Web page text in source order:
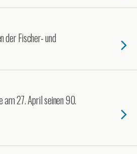
der Fischer- und
27. April seinen 90.